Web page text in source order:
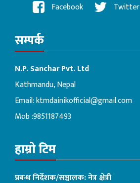
Facebook Twitter
सम्पर्क
N.P. Sanchar Pvt. Ltd
Kathmandu, Nepal
Email:ktmdainikofficial@gmail.com
Mob :9851187493
हाम्रो टिम
प्रबन्ध निर्देशक/सञ्चालक: नेत्र क्षेत्री